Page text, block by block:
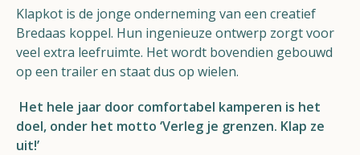
Klapkot is de jonge onderneming van een creatief
Bredaas koppel. Hun ingenieuze ontwerp zorgt voor
veel extra leefruimte. Het wordt bovendien gebouwd
op een trailer en staat dus op wielen.
Het hele jaar door comfortabel kamperen is het
doel, onder het motto ‘Verleg je grenzen. Klap ze
uit!’